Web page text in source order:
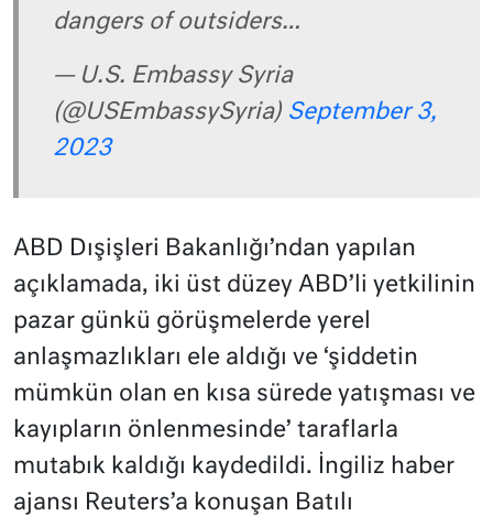
dangers of outsiders…
— U.S. Embassy Syria
(@USEmbassySyria) September 3,
2023
ABD Dışişleri Bakanlığı’ndan yapılan
açıklamada, iki üst düzey ABD’li yetkilinin
pazar günkü görüşmelerde yerel
anlaşmazlıkları ele aldığı ve ‘şiddetin
mümkün olan en kısa sürede yatışması ve
kayıpların önlenmesinde’ taraflarla
mutabık kaldığı kaydedildi. İngiliz haber
ajansı Reuters’a konuşan Batılı